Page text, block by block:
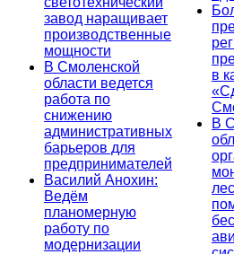
завод наращивает
производственные
мощности
В Смоленской
области ведется
работа по
снижению
административных
барьеров для
предпринимателей
Василий Анохин:
Ведём
планомерную
работу по
модернизации
в
В